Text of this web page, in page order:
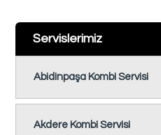
Servislerimiz
Abidinpaşa Kombi Servisi
Akdere Kombi Servisi